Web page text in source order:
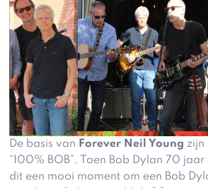
De basis van Forever Neil Young zijn
“100% BOB”. Toen Bob Dylan 70
dit een mooi moment om een Bob